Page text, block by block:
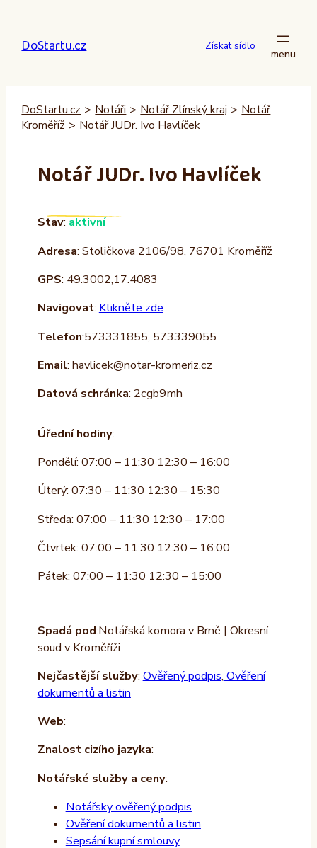
obsah
DoStartu.cz Získat sídlo
DoStartu.cz > Notáři > Notář Zlínský kraj > Notář
Kroměříž > Notář JUDr. Ivo Havlíček
Notář JUDr. Ivo Havlíček
Stav: aktivní
Adresa: Stoličkova 2106/98, 76701 Kroměříž
GPS: 49.3002,17.4083
Navigovat: Klikněte zde
Telefon:573331855, 573339055
Email: havlicek@notar-kromeriz.cz
Datová schránka: 2cgb9mh
Úřední hodiny:
Pondělí: 07:00 – 11:30 12:30 – 16:00
Úterý: 07:30 – 11:30 12:30 – 15:30
Středa: 07:00 – 11:30 12:30 – 17:00
Čtvrtek: 07:00 – 11:30 12:30 – 16:00
Pátek: 07:00 – 11:30 12:30 – 15:00
Spadá pod:Notářská komora v Brně | Okresní
soud v Kroměříži
Nejčastější služby: Ověřený podpis, Ověření
dokumentů a listin
Web:
Znalost cizího jazyka:
Notářské služby a ceny:
Notářsky ověřený podpis
Ověření dokumentů a listin
Sepsání kupní smlouvy